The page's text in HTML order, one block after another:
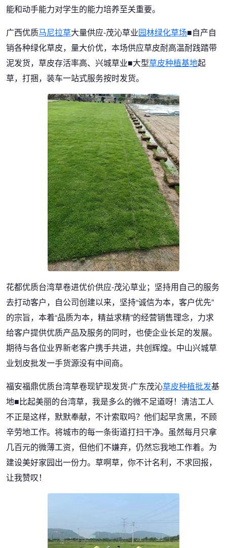
能和动手能力对学生的能力培养至关重要。
广西优质马尼拉草大量供应-茂沁草业园林绿化草场■自产自
销各种绿化草皮，量大价优，本场供应草皮耐高温耐践踏带
泥发货，草皮存活率高、兴城草业■大型草皮种植基地起
草，打捆，装车一站式服务按时发货。
花都优质台湾草卷进优价供应-茂沁草业；坚持用自己的服务
去打动客户，自公司创建以来，坚持“诚信为本，客户优先”
的宗旨，本着“品质为本，精益求精”的经营销售理念，力求
给客户提供优质产品及服务的同时，也使企业长足的发展。
期待与各位业界新老客户携手共进，共创辉煌。中山兴城草
业划皮批发一手货源没有中间商。
福安福鼎优质台湾草卷现铲现发货-广东茂沁草皮种植批发基
地■比起美丽的台湾草，我是多么的微不足道呀！清洁工人
不正是这样，默默奉献，不计索取吗？他们起早贪黑，不顾
辛劳地工作。将城市的每一条街道打扫干净。虽然每月只拿
几百元的微薄工资，但他们不嫌弃，仍然忘我地工作着。为
建设美好家园出一份力。草啊草，你不计名利，不求回报，
让我赞叹！